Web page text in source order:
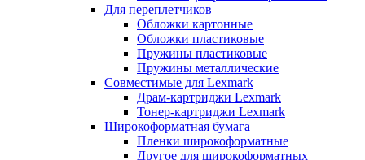
Для переплетчиков
Обложки картонные
Обложки пластиковые
Пружины пластиковые
Пружины металлические
Совместимые для Lexmark
Драм-картриджи Lexmark
Тонер-картриджи Lexmark
Широкоформатная бумага
Пленки широкоформатные
Другое для широкоформатных